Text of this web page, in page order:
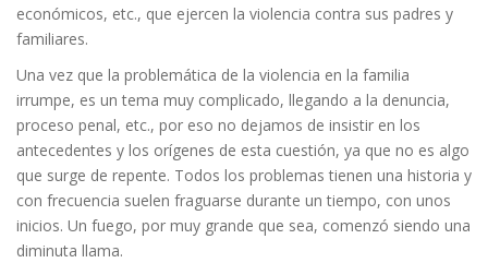
económicos, etc., que ejercen la violencia contra sus padres y
familiares.
Una vez que la problemática de la violencia en la familia
irrumpe, es un tema muy complicado, llegando a la denuncia,
proceso penal, etc., por eso no dejamos de insistir en los
antecedentes y los orígenes de esta cuestión, ya que no es algo
que surge de repente. Todos los problemas tienen una historia y
con frecuencia suelen fraguarse durante un tiempo, con unos
inicios. Un fuego, por muy grande que sea, comenzó siendo una
diminuta llama.